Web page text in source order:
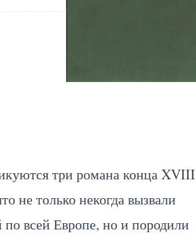
три романа конца XVIII
не только некогда вызвали
всей Европе, но и породили